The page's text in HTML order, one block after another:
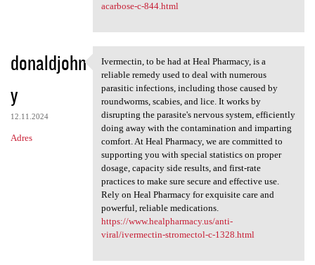
acarbose-c-844.html
donaldjohn
y
12.11.2024
Adres
Ivermectin, to be had at Heal
Ivermectin, to be had at Heal Pharmacy, is a
reliable remedy used to deal with numerous
parasitic infections, including those caused by
roundworms, scabies, and lice. It works by
disrupting the parasite's nervous system, efficiently
doing away with the contamination and imparting
comfort. At Heal Pharmacy, we are committed to
supporting you with special statistics on proper
dosage, capacity side results, and first-rate
practices to make sure secure and effective use.
Rely on Heal Pharmacy for exquisite care and
powerful, reliable medications.
https://www.healpharmacy.us/anti-
viral/ivermectin-stromectol-c-1328.html